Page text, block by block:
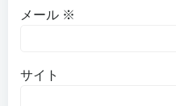
メール ※
サイト